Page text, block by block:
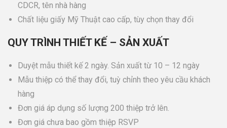
CDCR, tên nhà hàng
Chất liệu giấy Mỹ Thuật cao cấp, tùy chọn thay đổi
QUY TRÌNH THIẾT KẾ – SẢN XUẤT
Duyệt mẫu thiết kế 2 ngày. Sản xuất từ 10 – 12 ngày
Mẫu thiệp có thể thay đổi, tuỳ chỉnh theo yêu cầu khách
hàng
Đơn giá áp dụng số lượng 200 thiệp trở lên.
Đơn giá chưa bao gồm thiệp RSVP